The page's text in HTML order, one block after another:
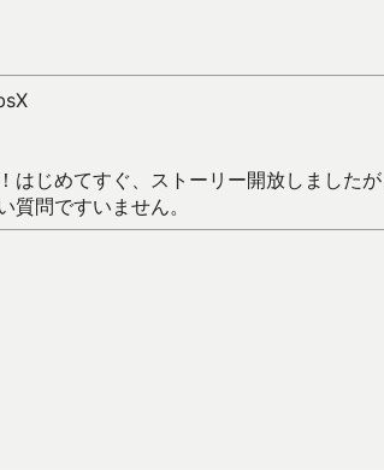
はじめてすぐ、ストーリー開放しました
問ですいません。